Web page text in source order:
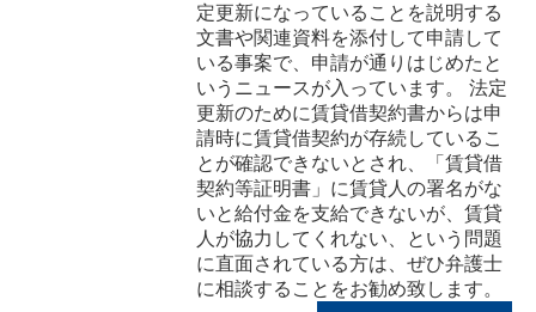
定更新になっていることを説明する
文書や関連資料を添付して申請して
いる事案で、申請が通りはじめたと
いうニュースが入っています。 法定
更新のために賃貸借契約書からは申
請時に賃貸借契約が存続しているこ
とが確認できないとされ、「賃貸借
契約等証明書」に賃貸人の署名がな
いと給付金を支給できないが、賃貸
人が協力してくれない、という問題
に直面されている方は、ぜひ弁護士
に相談することをお勧め致します。